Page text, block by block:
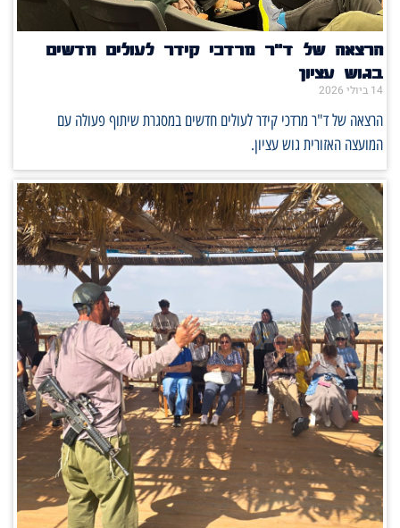
הרצאה של ד"ר מרדכי קידר לעולים חדשים
בגוש עציון
14 ביולי 2026
הרצאה של ד"ר מרדכי קידר לעולים חדשים במסגרת שיתוף פעולה עם
המועצה האזורית גוש עציון.